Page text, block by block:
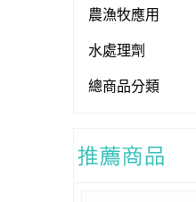
農漁牧應用
水處理劑
總商品分類